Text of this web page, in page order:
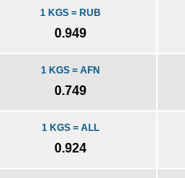
1 KGS = RUB
0.949
1 KGS = AFN
0.749
1 KGS = ALL
0.924